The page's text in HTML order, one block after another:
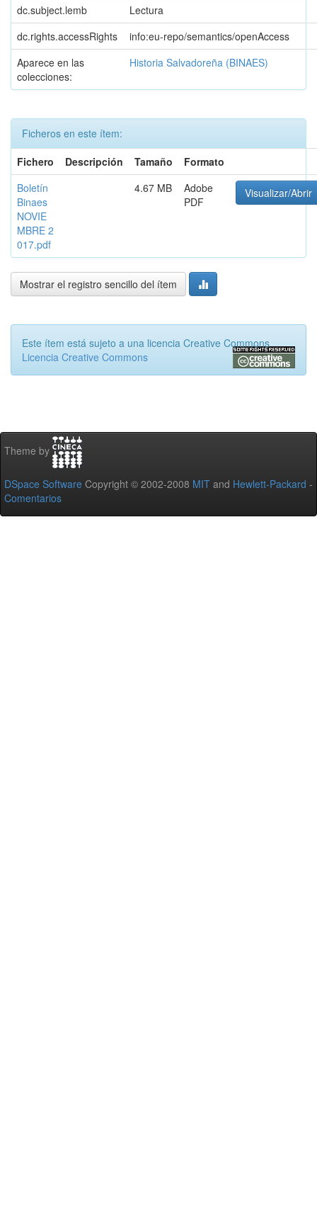
dc.subject.lemb
Lectura
dc.rights.accessRights
info:eu-repo/semantics/openAccess
Aparece en las
colecciones:
Historia Salvadoreña (BINAES)
Ficheros en este ítem:
Fichero
Descripción Tamaño
Formato
Boletín
Binaes
NOVIE
MBRE 2
017.pdf
4.67 MB
Adobe
PDF
Visualizar/Abrir
Mostrar el registro sencillo del ítem
Este ítem está sujeto a una licencia Creative Commons
Licencia Creative Commons
Theme by
DSpace Software Copyright © 2002-2008 MIT and Hewlett-Packard -
Comentarios